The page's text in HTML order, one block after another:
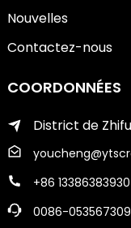
Nouvelles
Contactez-nous
COORDONNÉES
District de
+86 13386383930
0086-